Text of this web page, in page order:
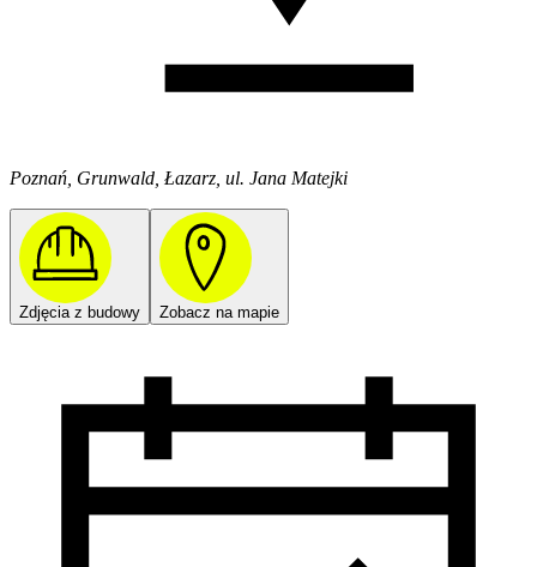
Poznań, Grunwald, Łazarz, ul. Jana Matejki
Zdjęcia z budowy Zobacz na mapie